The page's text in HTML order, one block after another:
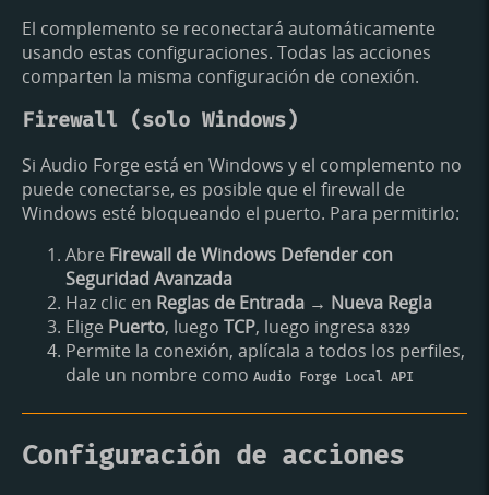
El complemento se reconectará automáticamente
usando estas configuraciones. Todas las acciones
comparten la misma configuración de conexión.
Firewall (solo Windows)
Si Audio Forge está en Windows y el complemento no
puede conectarse, es posible que el firewall de
Windows esté bloqueando el puerto. Para permitirlo:
Abre Firewall de Windows Defender con
Seguridad Avanzada
Haz clic en Reglas de Entrada → Nueva Regla
Elige Puerto, luego TCP, luego ingresa 8329
Permite la conexión, aplícala a todos los perfiles,
dale un nombre como Audio Forge Local API
Configuración de acciones